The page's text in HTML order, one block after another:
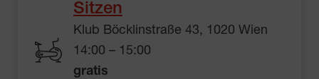
Sitzen
Klub Böcklinstraße 43, 1020 Wien
14:00 – 15:00
gratis